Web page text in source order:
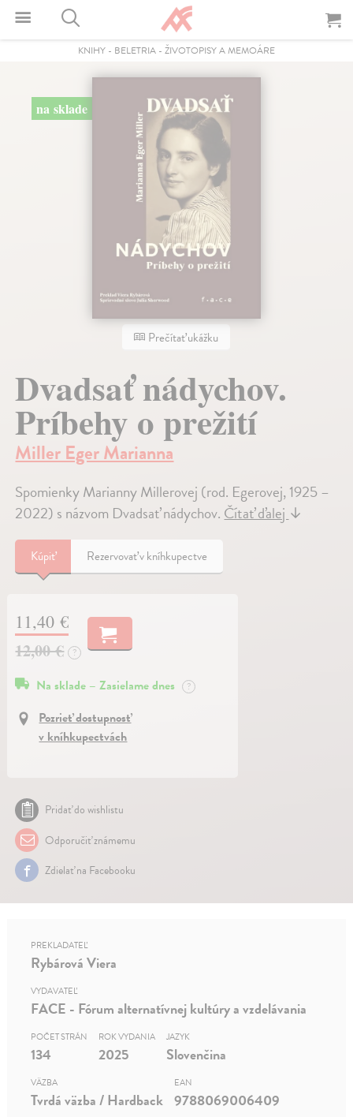
KNIHY - BELETRIA - ŽIVOTOPISY A MEMOÁRE
na sklade
Prečítať ukážku
Dvadsať nádychov.
Príbehy o prežití
Miller Eger Marianna
Spomienky Marianny Millerovej (rod. Egerovej, 1925 –
2022) s názvom Dvadsať nádychov.Čítať ďalej↓
Kúpiť Rezervovať v kníhkupectve
11,40 €
12,00 €
?
Na sklade – Zasielame dnes ?
Pozrieť dostupnosť
v kníhkupectvách
Pridať do wishlistu
Odporučiť známemu
Zdielať na Facebooku
PREKLADATEĽ
Rybárová Viera
VYDAVATEĽ
FACE - Fórum alternatívnej kultúry a vzdelávania
POČET STRÁN
134
ROK VYDANIA
2025
JAZYK
Slovenčina
VÄZBA
Tvrdá väzba / Hardback
EAN
9788069006409